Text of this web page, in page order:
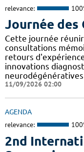
relevance:
Journée des
Cette journée
consultations
retours
innovations
11/09/2026 02:00
AGENDA
relevance:
2nd